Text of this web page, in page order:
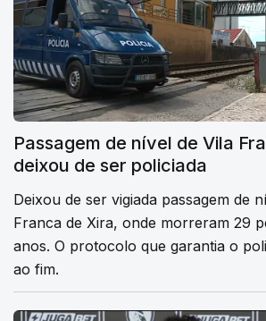
Passagem de nível de Vila
deixou de ser policiada
Deixou de ser vigiada passagem de
Franca de Xira, onde morreram 29
anos. O protocolo que garantia o
ao fim.